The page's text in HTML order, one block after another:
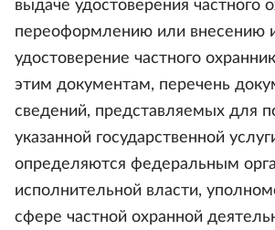
выдаче удостоверения частного
переоформлению или внесению
удостоверение частного
этим документам, перечень
сведений, представляемых для
указанной государственной
определяются федеральным
исполнительной власти,
сфере частной охранной